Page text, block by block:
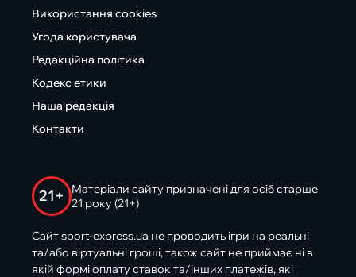
Використання cookies
Угода користувача
Редакційна політика
Кодекс етики
Наша редакція
Контакти
21+
Матеріали сайту призначені для осіб старше
21 року (21+)
Сайт sport-express.ua не проводить ігри на реальні
та/або віртуальні гроші, також сайт не приймає ні в
якій формі оплату ставок та/інших платежів, які